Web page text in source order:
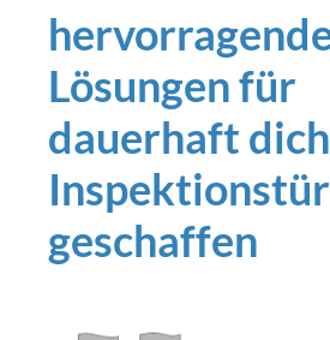
Lösungen für
dauerhaft
geschaffen